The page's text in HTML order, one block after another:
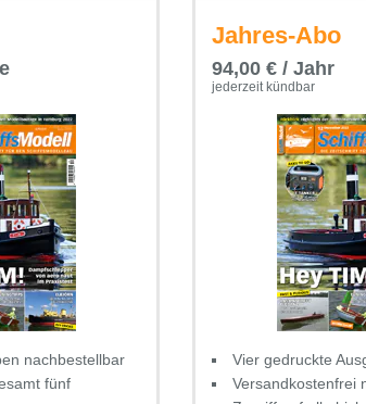
nachbestellbar
fünf
Jahres-Abo
94,00 € / Jahr
jederzeit kündbar
Vier gedruckte
Versandkostenfrei